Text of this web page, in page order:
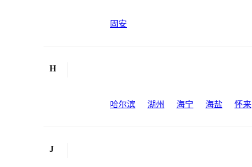
固安
H
哈尔滨 湖州 海宁 海盐 怀来
J